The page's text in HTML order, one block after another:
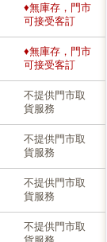
♦無庫存，門市
可接受客訂
♦無庫存，門市
可接受客訂
不提供門市取
貨服務
不提供門市取
貨服務
不提供門市取
貨服務
不提供門市取